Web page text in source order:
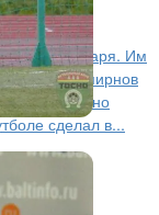
вратаря. Им
что Смирнов
футбола, но
сделал в...